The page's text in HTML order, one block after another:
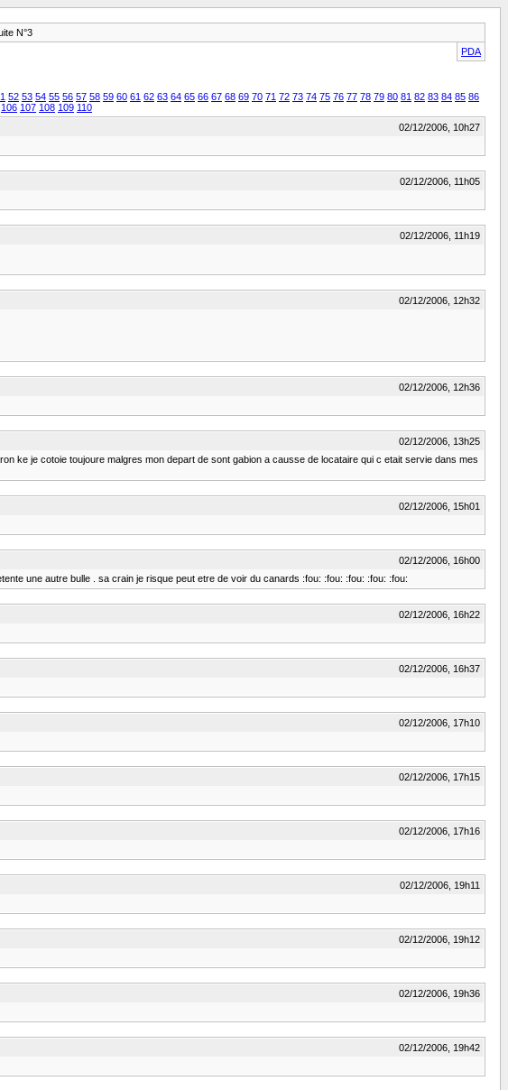
N°3
PDA
52 53 54 55 56 57 58 59 60 61 62 63 64 65 66 67 68 69 70 71 72 73 74 75 76 77 78 79 80 81 82 83 84 85 86
106 107 108 109 110
02/12/2006, 10h27
02/12/2006, 11h05
02/12/2006, 11h19
02/12/2006, 12h32
02/12/2006, 12h36
02/12/2006, 13h25
ke je cotoie toujoure malgres mon depart de sont gabion a causse de locataire qui c etait servie dans mes
02/12/2006, 15h01
02/12/2006, 16h00
une autre bulle . sa crain je risque peut etre de voir du canards :fou: :fou: :fou: :fou: :fou:
02/12/2006, 16h22
02/12/2006, 16h37
02/12/2006, 17h10
02/12/2006, 17h15
02/12/2006, 17h16
02/12/2006, 19h11
02/12/2006, 19h12
02/12/2006, 19h36
02/12/2006, 19h42